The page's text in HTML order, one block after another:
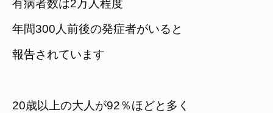
有病者数は2万人程度
年間300人前後の発症者がいると
報告されています
20歳以上の大人が92％ほどと多く